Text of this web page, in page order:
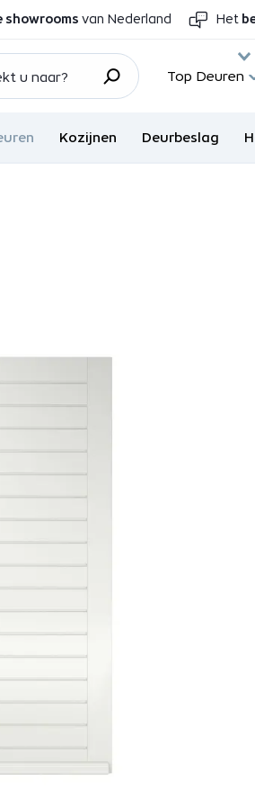
showrooms van Nederland Het
Top Deuren
Kozijnen Deurbeslag